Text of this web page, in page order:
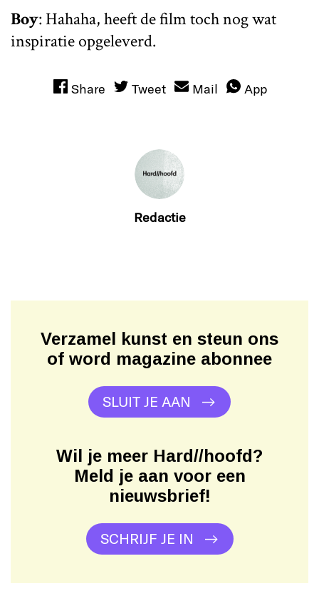
Boy: Hahaha, heeft de film toch nog wat
inspiratie opgeleverd.
Share Tweet Mail App
Redactie
Verzamel kunst en steun ons
of word magazine abonnee
SLUIT JE AAN
Wil je meer Hard//hoofd?
Meld je aan voor een
nieuwsbrief!
SCHRIJF JE IN